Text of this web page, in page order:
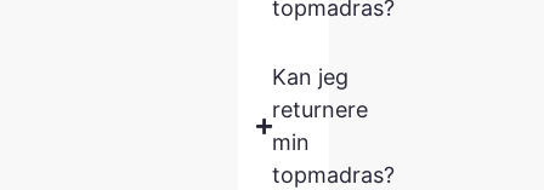
topmadras?
Kan jeg
returnere
min
topmadras?